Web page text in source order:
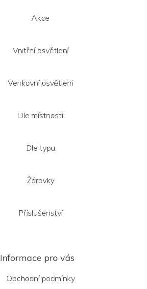
Akce
Vnitřní osvětlení
Venkovní osvětlení
Dle místnosti
Dle typu
Žárovky
Příslušenství
Informace pro vás
Obchodní podmínky